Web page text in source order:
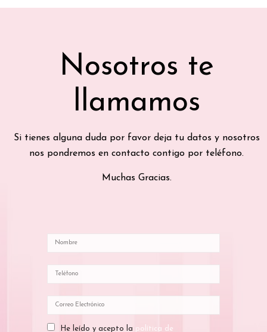
Nosotros te
llamamos
Si tienes alguna duda por favor deja tu datos y nosotros
nos pondremos en contacto contigo por teléfono.
Muchas Gracias.
He leído y acepto la política de